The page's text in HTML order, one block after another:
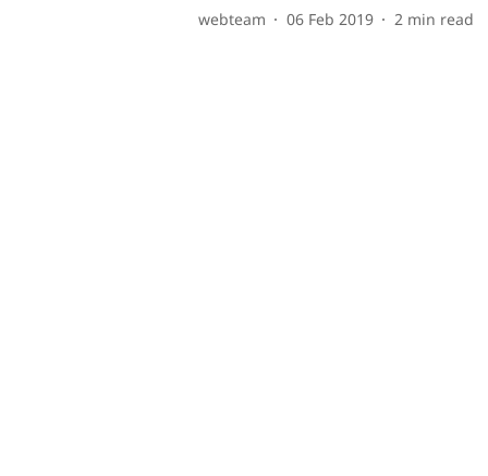
webteam 06 Feb 2019 2 min read